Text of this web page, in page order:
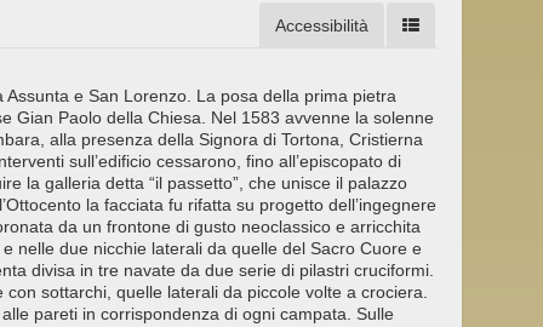
Accessibilità
e San Lorenzo. La posa della prima pietra
Gian Paolo della Chiesa. Nel 1583 avvenne la solenne
alla presenza della Signora di Tortona, Cristierna
sull’edificio cessarono, fino all’episcopato di
la galleria detta “il passetto”, che unisce il palazzo
la facciata fu rifatta su progetto dell’ingegnere
da un frontone di gusto neoclassico e arricchita
nelle due nicchie laterali da quelle del Sacro Cuore e
divisa in tre navate da due serie di pilastri cruciformi.
sottarchi, quelle laterali da piccole volte a crociera.
pareti in corrispondenza di ogni campata. Sulle